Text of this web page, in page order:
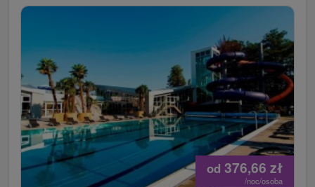
od 376,66 zł
/noc/osoba